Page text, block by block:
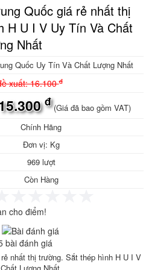
phim
rẻ
thanh
ghép
ghép
bóng
sáng
945 -
yêu
mm
Quốc giá rẻ nhất thị
H U I V Uy Tín Và Chất
Nhất
Quốc Uy Tín Và Chất Lượng Nhất
xuất: 16.100đ
đ (Giá đã bao gồm VAT)
Chính Hãng
Đơn vị: Kg
969 lượt
Còn Hàng
cho điểm!
bài đánh giá
nhất thị trường. Sắt thép hình H U I V